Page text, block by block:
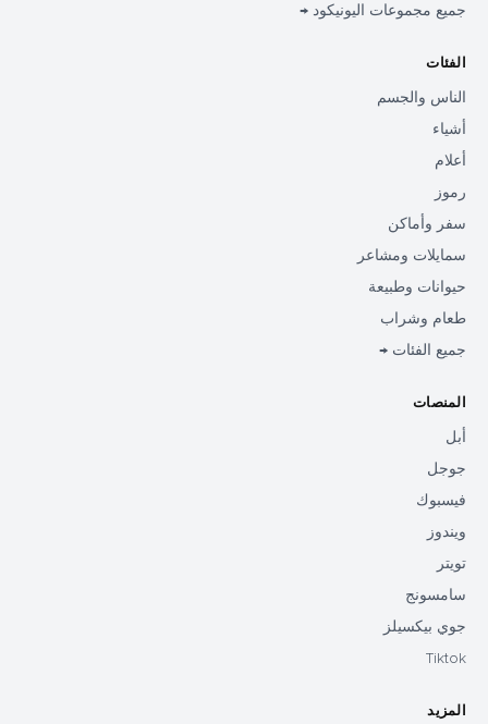
جميع مجموعات اليونيكود →
الفئات
الناس والجسم
أشياء
أعلام
رموز
سفر وأماكن
سمايلات ومشاعر
حيوانات وطبيعة
طعام وشراب
جميع الفئات →
المنصات
أبل
جوجل
فيسبوك
ويندوز
تويتر
سامسونج
جوي بيكسيلز
Tiktok
المزيد